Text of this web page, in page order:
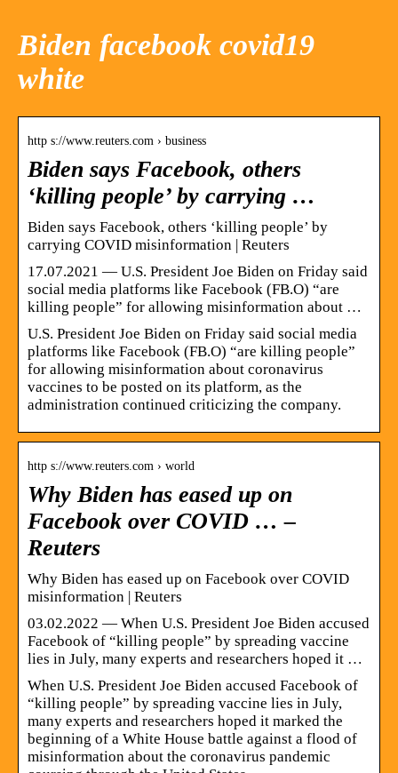
Biden facebook covid19
white
http s://www.reuters.com › business
Biden says Facebook, others
‘killing people’ by carrying …
Biden says Facebook, others ‘killing people’ by
carrying COVID misinformation | Reuters
17.07.2021 — U.S. President Joe Biden on Friday said
social media platforms like Facebook (FB.O) “are
killing people” for allowing misinformation about …
U.S. President Joe Biden on Friday said social media
platforms like Facebook (FB.O) “are killing people”
for allowing misinformation about coronavirus
vaccines to be posted on its platform, as the
administration continued criticizing the company.
http s://www.reuters.com › world
Why Biden has eased up on
Facebook over COVID … –
Reuters
Why Biden has eased up on Facebook over COVID
misinformation | Reuters
03.02.2022 — When U.S. President Joe Biden accused
Facebook of “killing people” by spreading vaccine
lies in July, many experts and researchers hoped it …
When U.S. President Joe Biden accused Facebook of
“killing people” by spreading vaccine lies in July,
many experts and researchers hoped it marked the
beginning of a White House battle against a flood of
misinformation about the coronavirus pandemic